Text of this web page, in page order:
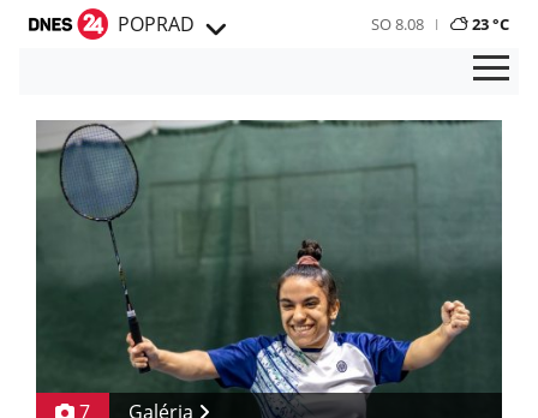
POPRAD SO 8.08 23 °C
7 Galéria